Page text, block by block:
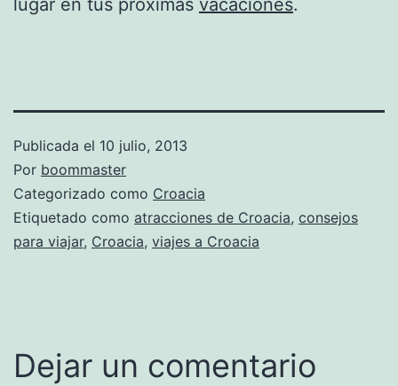
Publicada el 10 julio, 2013
Por boommaster
Categorizado como Croacia
Etiquetado como atracciones de Croacia, consejos
para viajar, Croacia, viajes a Croacia
Dejar un comentario